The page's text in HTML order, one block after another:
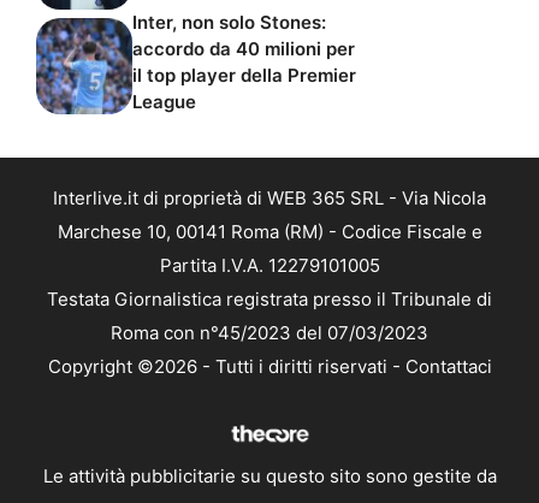
Inter, non solo Stones:
accordo da 40 milioni per
il top player della Premier
League
Interlive.it di proprietà di WEB 365 SRL - Via Nicola
Marchese 10, 00141 Roma (RM) - Codice Fiscale e
Partita I.V.A. 12279101005
Testata Giornalistica registrata presso il Tribunale di
Roma con n°45/2023 del 07/03/2023
Copyright ©2026 - Tutti i diritti riservati - Contattaci
Le attività pubblicitarie su questo sito sono gestite da